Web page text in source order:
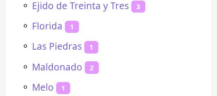
⚬ Ejido de Treinta y Tres 3
⚬ Florida 1
⚬ Las Piedras 1
⚬ Maldonado 2
⚬ Melo 1